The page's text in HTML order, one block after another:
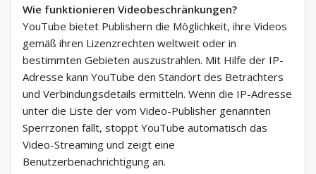
Wie funktionieren Videobeschränkungen?
YouTube bietet Publishern die Möglichkeit, ihre Videos
gemäß ihren Lizenzrechten weltweit oder in
bestimmten Gebieten auszustrahlen. Mit Hilfe der IP-
Adresse kann YouTube den Standort des Betrachters
und Verbindungsdetails ermitteln. Wenn die IP-Adresse
unter die Liste der vom Video-Publisher genannten
Sperrzonen fällt, stoppt YouTube automatisch das
Video-Streaming und zeigt eine
Benutzerbenachrichtigung an.